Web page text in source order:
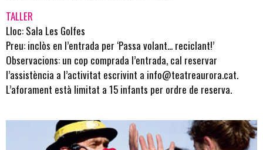
TALLER
Lloc: Sala Les Golfes
Preu: inclòs en l’entrada per ‘Passa volant... reciclant!’
Observacions: un cop comprada l’entrada, cal reservar
l’assistència a l’activitat escrivint a info@teatreaurora.cat.
L’aforament està limitat a 15 infants per ordre de reserva.